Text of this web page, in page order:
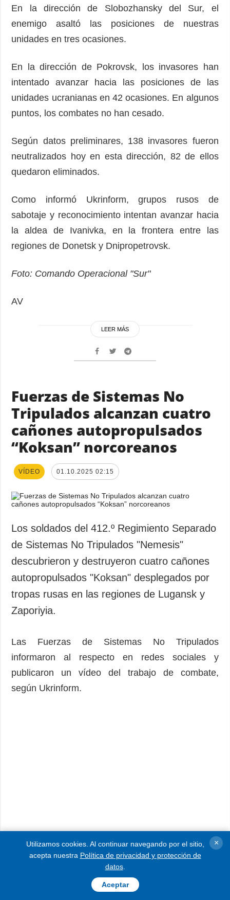
En la dirección de Slobozhansky del Sur, el
enemigo asaltó las posiciones de nuestras
unidades en tres ocasiones.
En la dirección de Pokrovsk, los invasores han
intentado avanzar hacia las posiciones de las
unidades ucranianas en 42 ocasiones. En algunos
puntos, los combates no han cesado.
Según datos preliminares, 138 invasores fueron
neutralizados hoy en esta dirección, 82 de ellos
quedaron eliminados.
Como informó Ukrinform, grupos rusos de
sabotaje y reconocimiento intentan avanzar hacia
la aldea de Ivanivka, en la frontera entre las
regiones de Donetsk y Dnipropetrovsk.
Foto: Comando Operacional "Sur"
AV
LEER MÁS
Fuerzas de Sistemas No
Tripulados alcanzan cuatro
cañones autopropulsados
“Koksan” norcoreanos
VÍDEO 01.10.2025 02:15
Los soldados del 412.º Regimiento Separado
de Sistemas No Tripulados "Nemesis"
descubrieron y destruyeron cuatro cañones
autopropulsados "Koksan" desplegados por
tropas rusas en las regiones de Lugansk y
Zaporiyia.
Las Fuerzas de Sistemas No Tripulados
informaron al respecto en redes sociales y
publicaron un vídeo del trabajo de combate,
según Ukrinform.
Utilizamos cookies. Al continuar navegando por el sitio,
acepta nuestra Política de privacidad y protección de
datos.
Aceptar
×